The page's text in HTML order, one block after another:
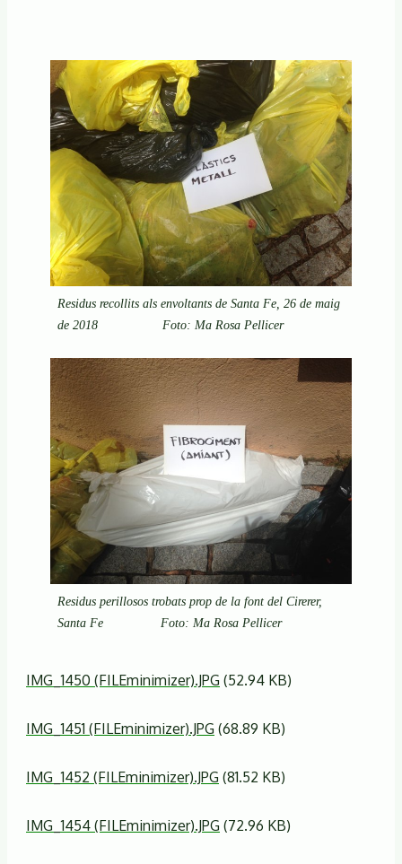
Residus recollits als envoltants de Santa Fe, 26 de maig
de 2018 Foto: Ma Rosa Pellicer
Residus perillosos trobats prop de la font del Cirerer,
Santa Fe Foto: Ma Rosa Pellicer
IMG_1450 (FILEminimizer).JPG (52.94 KB)
IMG_1451 (FILEminimizer).JPG (68.89 KB)
IMG_1452 (FILEminimizer).JPG (81.52 KB)
IMG_1454 (FILEminimizer).JPG (72.96 KB)